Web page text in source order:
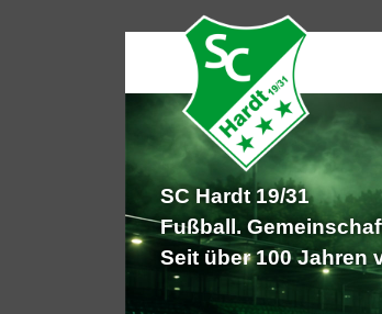
SC Hardt 19/31
Fußball.
Seit über 100 Jahren